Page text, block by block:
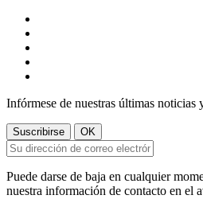
Infórmese de nuestras últimas noticias
Puede darse de baja en cualquier
nuestra información de contacto en el